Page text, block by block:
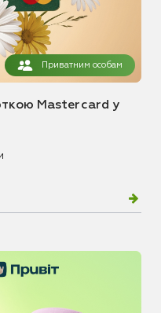
Приватним особам
Mastercard у